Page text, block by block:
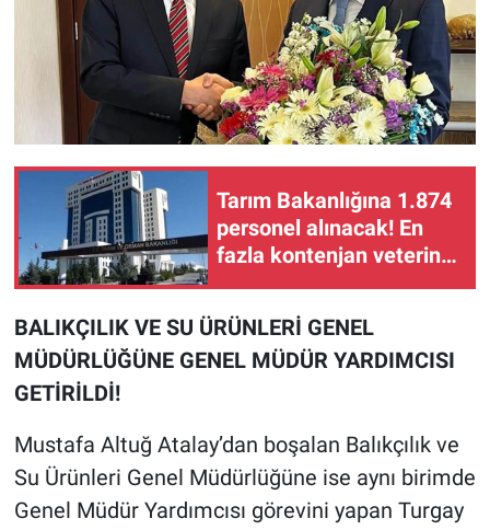
Tarım Bakanlığına 1.874
personel alınacak! En
fazla kontenjan veteriner
mühendisine
BALIKÇILIK VE SU ÜRÜNLERİ GENEL
MÜDÜRLÜĞÜNE GENEL MÜDÜR YARDIMCISI
GETİRİLDİ!
Mustafa Altuğ Atalay’dan boşalan Balıkçılık ve
Su Ürünleri Genel Müdürlüğüne ise aynı birimde
Genel Müdür Yardımcısı görevini yapan Turgay